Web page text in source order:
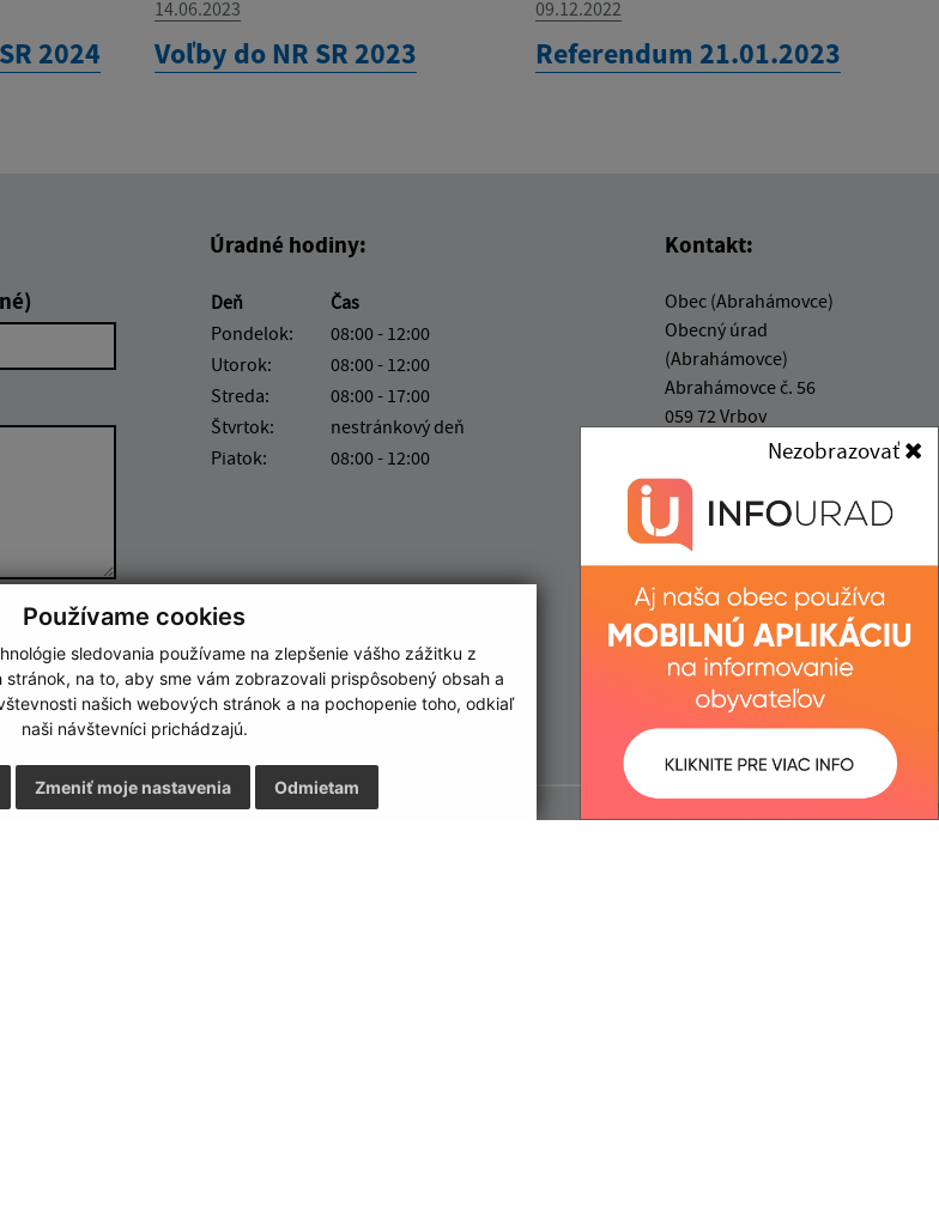
Používame cookies
sledovania používame na zlepšenie vášho zážitku z
na to, aby sme vám zobrazovali prispôsobený obsah a
našich webových stránok a na pochopenie toho, odkiaľ
naši návštevníci prichádzajú.
Odmietam
Zmeniť moje nastavenia
2024
14.06.2023
Voľby do NR SR 2023
09.12.2022
Referendum 21.01.2023
Google reCaptcha Response
Úradné hodiny:
Deň
Čas
Pondelok:
08:00 - 12:00
Utorok:
08:00 - 12:00
Streda:
08:00 - 17:00
Štvrtok:
nestránkový deň
Piatok:
08:00 - 12:00
Kontakt:
Obec (Abrahámovce)
Obecný úrad
(Abrahámovce)
Abrahámovce č. 56
059 72 Vrbov
abrahamovce@abrahamovce.sk
+421 52 459 04 34
IČO: 00326101
Nezobrazovať